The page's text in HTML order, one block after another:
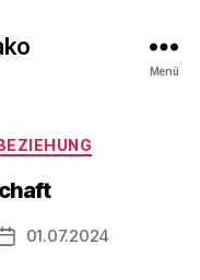
Menü
Veröffentlichungsdatum
01.07.2024